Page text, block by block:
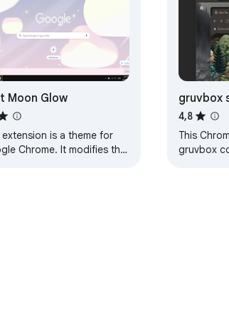
Moon Glow
extension is a theme for
Chrome. It modifies the
gruvbox
4,8
This
gruvbox